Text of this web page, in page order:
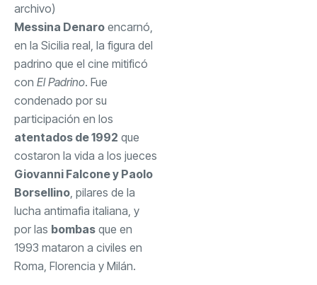
archivo)
Messina Denaro encarnó,
en la Sicilia real, la figura del
padrino que el cine mitificó
con El Padrino. Fue
condenado por su
participación en los
atentados de 1992 que
costaron la vida a los jueces
Giovanni Falcone y Paolo
Borsellino , pilares de la
lucha antimafia italiana, y
por las bombas que en
1993 mataron a civiles en
Roma, Florencia y Milán.